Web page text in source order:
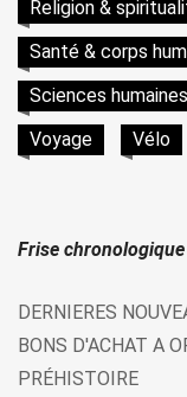
Religion &
Santé & corps
Sciences
Voyage
Vélo
Frise chronologique
DERNIERES
BONS D'ACHAT A
PRÉHISTOIRE